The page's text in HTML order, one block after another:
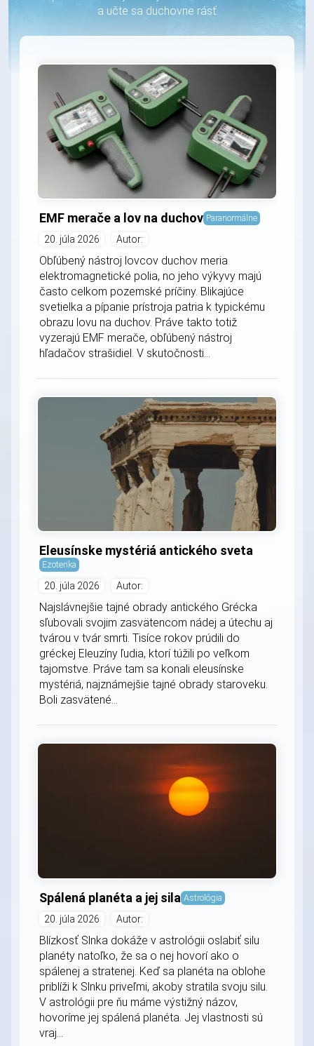
a učte sa duchovne rásť
EMF merače a lov na duchov Paranormálne
20. júla 2026 Autor:
Obľúbený nástroj lovcov duchov meria
elektromagnetické polia, no jeho výkyvy majú
často celkom pozemské príčiny. Blikajúce
svetielka a pípanie prístroja patria k typickému
obrazu lovu na duchov. Práve takto totiž
vyzerajú EMF merače, obľúbený nástroj
hľadačov strašidiel. V skutočnosti...
Eleusínske mystériá antického sveta
Ezoterika
20. júla 2026 Autor:
Najslávnejšie tajné obrady antického Grécka
sľubovali svojim zasvätencom nádej a útechu aj
tvárou v tvár smrti. Tisíce rokov prúdili do
gréckej Eleuzíny ľudia, ktorí túžili po veľkom
tajomstve. Práve tam sa konali eleusínske
mystériá, najznámejšie tajné obrady staroveku.
Boli zasvätené...
Spálená planéta a jej sila Astrológia
20. júla 2026 Autor:
Blízkosť Slnka dokáže v astrológii oslabiť silu
planéty natoľko, že sa o nej hovorí ako o
spálenej a stratenej. Keď sa planéta na oblohe
priblíži k Slnku priveľmi, akoby stratila svoju silu.
V astrológii pre ňu máme výstižný názov,
hovoríme jej spálená planéta. Jej vlastnosti sú
vraj...